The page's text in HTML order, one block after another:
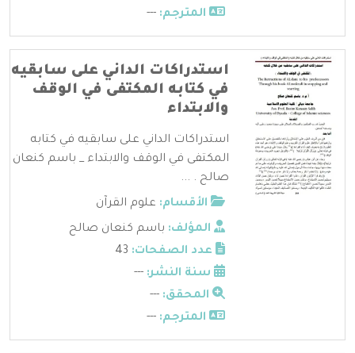
المترجم: ---
استدراكات الداني على سابقيه
في كتابه المكتفى في الوقف
والابتداء
استدراكات الداني على سابقيه في كتابه
المكتفى في الوقف والابتداء _ باسم كنعان
صالح . ...
الأقسام: علوم القرآن
المؤلف: باسم كنعان صالح
عدد الصفحات:
سنة النشر: ---
المحقق: ---
المترجم: ---